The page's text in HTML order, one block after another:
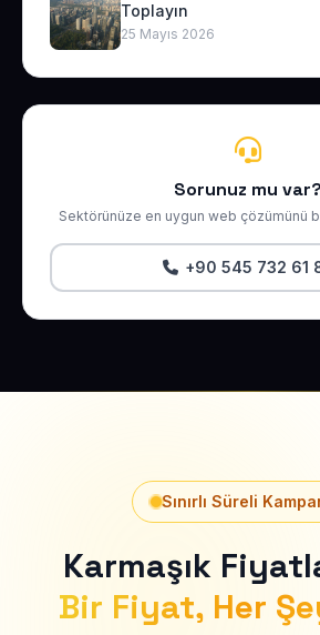
Toplayın
25 Mayıs 2026
Sorunuz mu var?
Sektörünüze en uygun web çözümünü
+90 545 732 61
Sınırlı Süreli
Karmaşık
Bir Fiyat, Her